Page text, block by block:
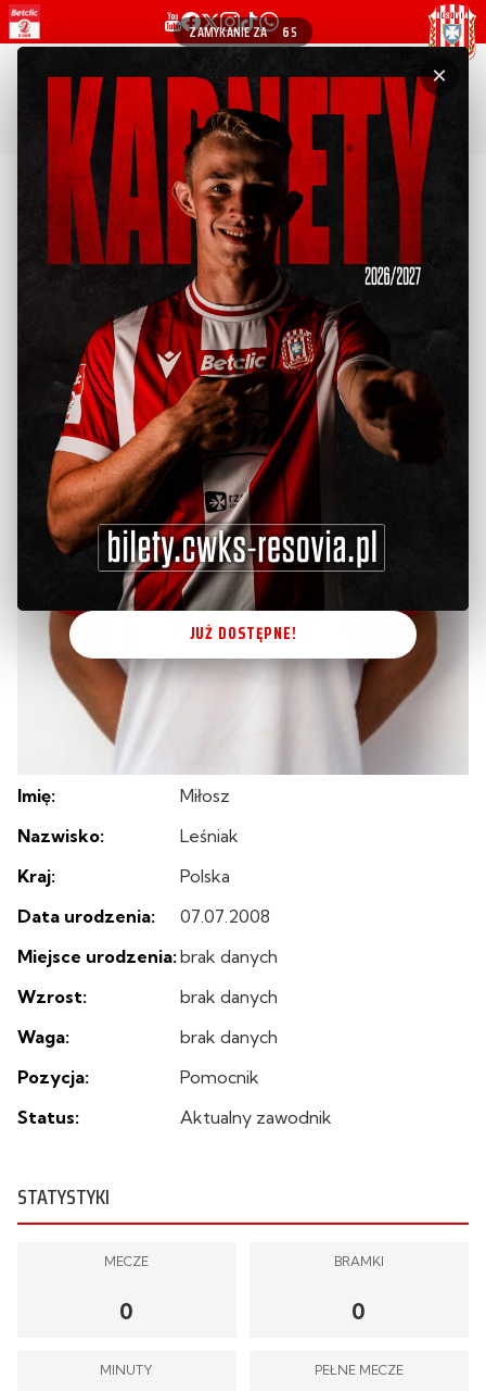
Miłosz Leśniak
WRÓĆ DO LISTY ZAWODNIKÓW
Imię:
Miłosz
Nazwisko:
Leśniak
Kraj:
Polska
Data urodzenia:
07.07.2008
Miejsce urodzenia:brak danych
Wzrost:
brak danych
Waga:
brak danych
Pozycja:
Pomocnik
Status:
Aktualny zawodnik
STATYSTYKI
MECZE
0
BRAMKI
0
MINUTY PEŁNE MECZE
ZAMYKANIE ZA 5S
×
JUŻ DOSTĘPNE!